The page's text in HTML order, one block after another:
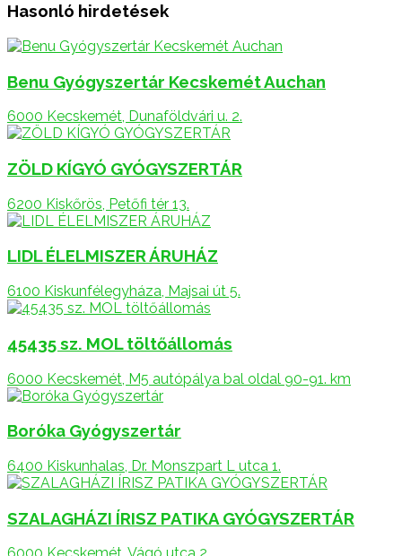
Hasonló hirdetések
Benu Gyógyszertár Kecskemét Auchan
6000 Kecskemét, Dunaföldvári u. 2.
ZÖLD KÍGYÓ GYÓGYSZERTÁR
6200 Kiskőrös, Petőfi tér 13.
LIDL ÉLELMISZER ÁRUHÁZ
6100 Kiskunfélegyháza, Majsai út 5.
45435 sz. MOL töltőállomás
6000 Kecskemét, M5 autópálya bal oldal 90-91. km
Boróka Gyógyszertár
6400 Kiskunhalas, Dr. Monszpart L utca 1.
SZALAGHÁZI ÍRISZ PATIKA GYÓGYSZERTÁR